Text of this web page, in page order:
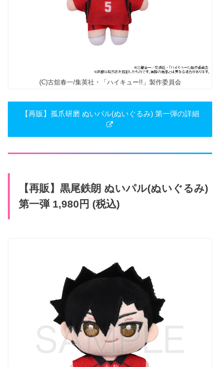
(C)古舘春一/集英社・「ハイキュー!!」製作委員会
【再販】​孤爪研磨 ぬいパル(ぬいぐる​み) 第一弾の詳細
【再販】​黒尾鉄朗 ぬいパル(ぬいぐる​み)
第一弾 1,980円 (税込)